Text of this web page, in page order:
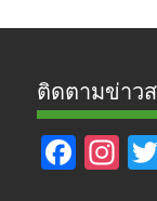
ติดตามข่าว
F In